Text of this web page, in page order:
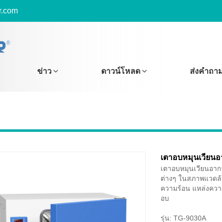
ข่าว ดาวน์โหลด ส่งคำถา
เตาอบหมุนเวียน
เตาอบหมุนเวียนอา
ต่างๆ ในสภาพแวด
ความร้อน แหล่งคว
อบ
รุ่น: TG-9030A